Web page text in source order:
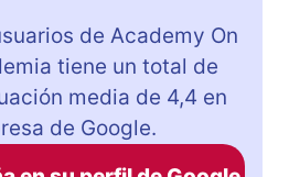
de Academy On
tiene un total de
media de 4,4 en
de Google.